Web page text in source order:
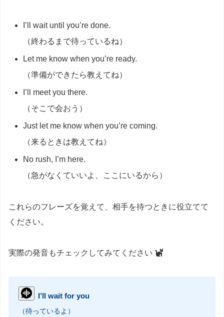
I’ll wait until you’re done.
（終わるまで待っているね）
Let me know when you’re ready.
（準備ができたら教えてね）
I’ll meet you there.
（そこで会おう）
Just let me know when you’re coming.
（来るときは教えてね）
No rush, I’m here.
（急がなくていいよ、ここにいるから）
これらのフレーズを覚えて、相手を待つときに役立てて
ください。
実際の発音もチェックしてみてください
I’ll wait for you
（待っているよ）